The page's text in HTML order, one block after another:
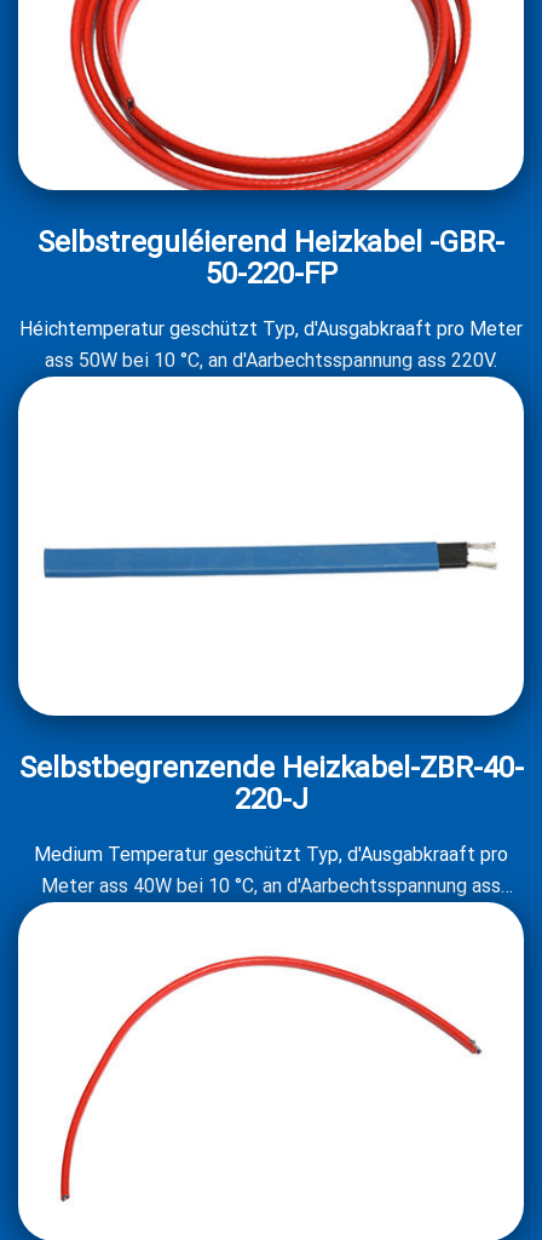
Selbstreguléierend Heizkabel -GBR-
50-220-FP
Héichtemperatur geschützt Typ, d'Ausgabkraaft pro Meter
ass 50W bei 10 °C, an d'Aarbechtsspannung ass 220V.
Selbstbegrenzende Heizkabel-ZBR-40-
220-J
Medium Temperatur geschützt Typ, d'Ausgabkraaft pro
Meter ass 40W bei 10 °C, an d'Aarbechtsspannung ass